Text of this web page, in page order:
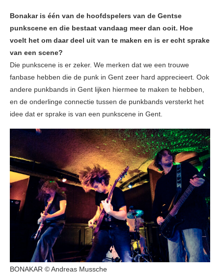
Bonakar is één van de hoofdspelers van de Gentse
punkscene en die bestaat vandaag meer dan ooit. Hoe
voelt het om daar deel uit van te maken en is er echt sprake
van een scene?
Die punkscene is er zeker. We merken dat we een trouwe
fanbase hebben die de punk in Gent zeer hard apprecieert. Ook
andere punkbands in Gent lijken hiermee te maken te hebben,
en de onderlinge connectie tussen de punkbands versterkt het
idee dat er sprake is van een punkscene in Gent.
BONAKAR © Andreas Mussche